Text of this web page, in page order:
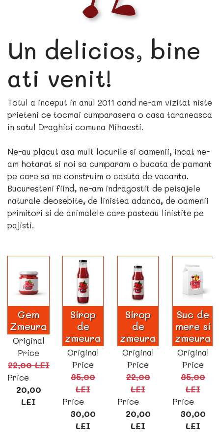
Un delicios, bine
ati venit!
Totul a inceput in anul 2011 cand ne-am vizitat niste
prieteni ce tocmai cumparasera o casa taraneasca
in satul Draghici comuna Mihaesti.
Ne-au placut asa mult locurile si oamenii, incat ne-
am hotarat si noi sa cumparam o bucata de pamant
pe care sa ne construim o casuta de vacanta.
Bucuresteni fiind, ne-am indragostit de peisajele
naturale deosebite, de linistea adanca, de oamenii
primitori si de animalele care pasteau linistite pe
pajisti.
Gem
Zmeura
Original
Price
22,00 LEI
Price
20,00
LEI
Sirop
de
zmeura
Original
Price
35,00
LEI
Price
30,00
LEI
Sirop
de
zmeura
Original
Price
22,00
LEI
Price
20,00
LEI
Suc de
mere si
zmeura
Original
Price
35,00
LEI
Price
30,00
LEI